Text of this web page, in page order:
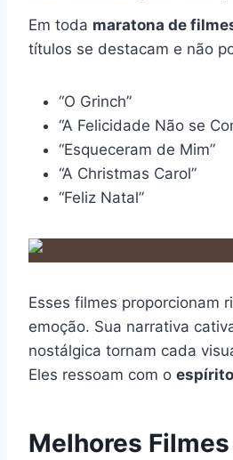
Em toda maratona de
títulos se destacam e não
“O Grinch”
“A Felicidade Não se
“Esqueceram de Mim”
“A Christmas Carol”
“Feliz Natal”
Esses filmes proporcionam
emoção. Sua narrativa
nostálgica tornam cada
Eles ressoam com o
Melhores